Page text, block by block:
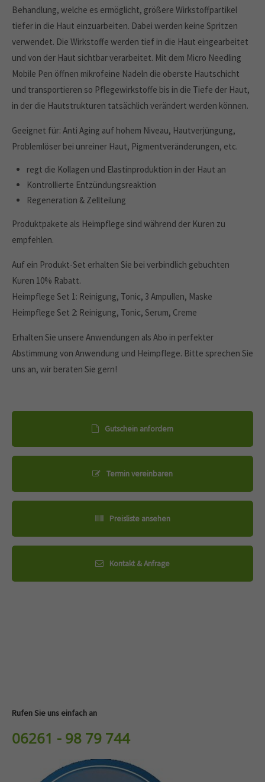
Behandlung, welche es ermöglicht, größere Wirkstoffpartikel
tiefer in die Haut einzuarbeiten. Dabei werden keine Spritzen
verwendet. Die Wirkstoffe werden tief in die Haut eingearbeitet
und von der Haut sichtbar verarbeitet. Mit dem Micro Needling
Mobile Pen öffnen mikrofeine Nadeln die oberste Hautschicht
und transportieren so Pflegewirkstoffe bis in die Tiefe der Haut,
in der die Hautstrukturen tatsächlich verändert werden können.
Geeignet für: Anti Aging auf hohem Niveau, Hautverjüngung,
Problemlöser bei unreiner Haut, Pigmentveränderungen, etc.
regt die Kollagen und Elastinproduktion in der Haut an
Kontrollierte Entzündungsreaktion
Regeneration & Zellteilung
Produktpakete als Heimpflege sind während der Kuren zu
empfehlen.
Auf ein Produkt-Set erhalten Sie bei verbindlich gebuchten
Kuren 10% Rabatt.
Heimpflege Set 1: Reinigung, Tonic, 3 Ampullen, Maske
Heimpflege Set 2: Reinigung, Tonic, Serum, Creme
Erhalten Sie unsere Anwendungen als Abo in perfekter
Abstimmung von Anwendung und Heimpflege. Bitte sprechen Sie
uns an, wir beraten Sie gern!
Gutschein anfordern
Termin vereinbaren
Preisliste ansehen
Kontakt & Anfrage
Rufen Sie uns einfach an
06261 - 98 79 744